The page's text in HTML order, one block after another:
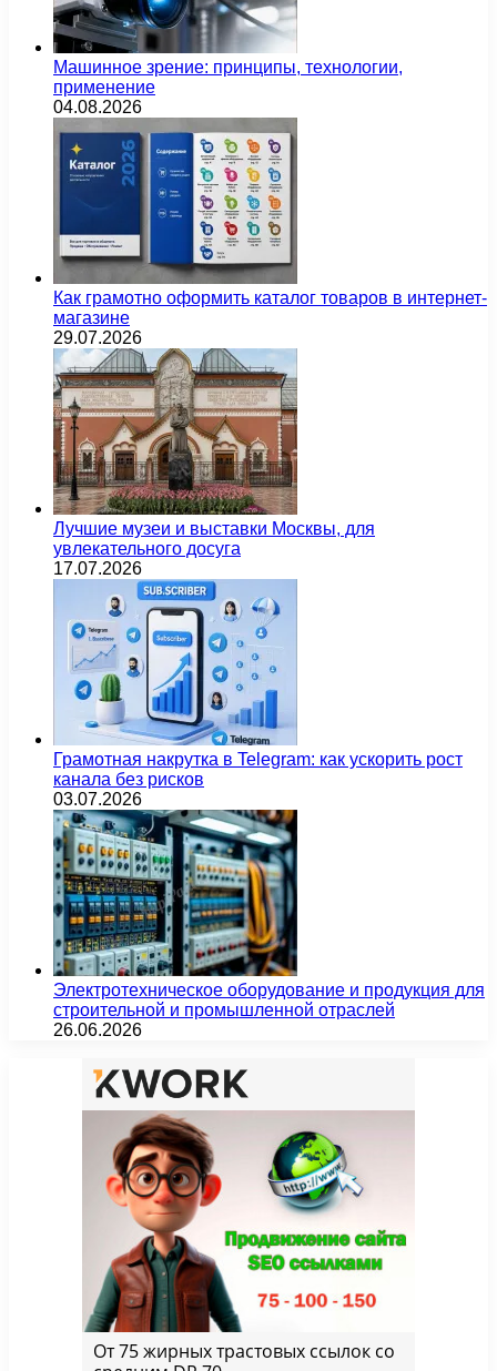
Машинное зрение: принципы, технологии,
применение
04.08.2026
Как грамотно оформить каталог товаров в интернет-
магазине
29.07.2026
Лучшие музеи и выставки Москвы, для
увлекательного досуга
17.07.2026
Грамотная накрутка в Telegram: как ускорить рост
канала без рисков
03.07.2026
Электротехническое оборудование и продукция для
строительной и промышленной отраслей
26.06.2026